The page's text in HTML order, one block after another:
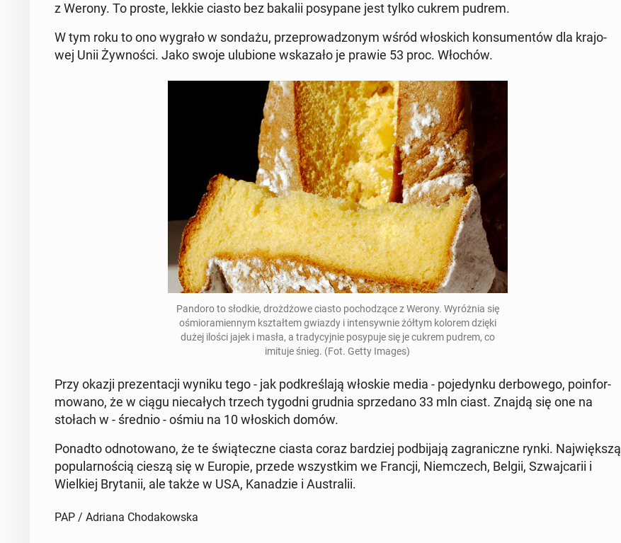
z Werony. To proste, lekkie ciasto bez bakalii po­sy­pa­ne jest tylko cukrem pudrem.
W tym roku to ono wygrało w sondażu, prze­pro­wa­dzo­nym wśród wło­skich kon­su­men­tów dla kra­jo­
wej Unii Żyw­no­ści. Jako swoje ulu­bio­ne wska­za­ło je prawie 53 proc. Włochów.
Pandoro to słodkie, droż­dżo­we ciasto po­cho­dzą­ce z Werony. Wy­róż­nia się
ośmio­ra­mien­nym kształ­tem gwiazdy i in­ten­syw­nie żółtym kolorem dzięki
dużej ilości jajek i masła, a tra­dy­cyj­nie po­sy­pu­je się je cukrem pudrem, co
imituje śnieg. (Fot. Getty Images)
Przy okazji pre­zen­ta­cji wyniku tego - jak pod­kre­śla­ją włoskie media - po­je­dyn­ku der­bo­we­go, po­in­for­
mo­wa­no, że w ciągu nie­ca­łych trzech tygodni grudnia sprze­da­no 33 mln ciast. Znajdą się one na
stołach w - średnio - ośmiu na 10 wło­skich domów.
Ponadto od­no­to­wa­no, że te świą­tecz­ne ciasta coraz bar­dziej pod­bi­ja­ją za­gra­nicz­ne rynki. Naj­więk­szą
po­pu­lar­no­ścią cieszą się w Europie, przede wszyst­kim we Francji, Niem­czech, Belgii, Szwaj­ca­rii i
Wiel­kiej Bry­ta­nii, ale także w USA, Ka­na­dzie i Au­stra­lii.
PAP / Adriana Chodakowska